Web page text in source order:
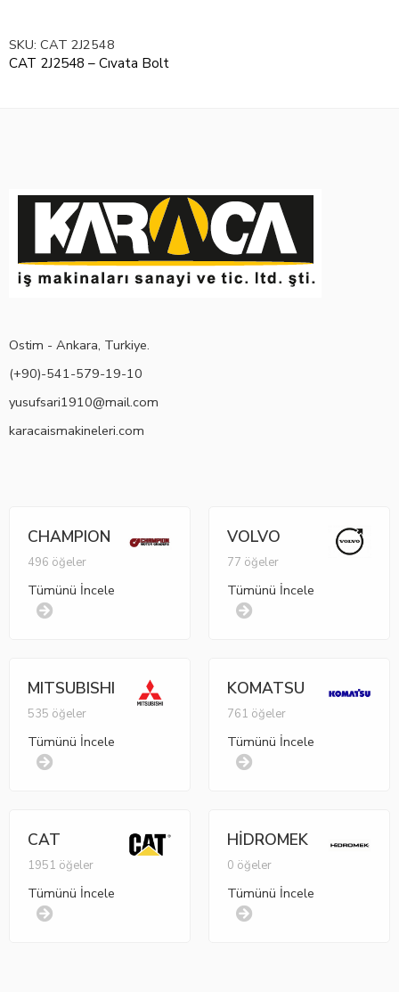
SKU: CAT 2J2548
CAT 2J2548 – Cıvata Bolt
Ostim - Ankara, Turkiye.
(+90)-541-579-19-10
yusufsari1910@mail.com
karacaismakineleri.com
CHAMPION
496 öğeler
Tümünü İncele
VOLVO
77 öğeler
Tümünü İncele
MITSUBISHI
535 öğeler
Tümünü İncele
KOMATSU
761 öğeler
Tümünü İncele
CAT
1951 öğeler
Tümünü İncele
HİDROMEK
0 öğeler
Tümünü İncele